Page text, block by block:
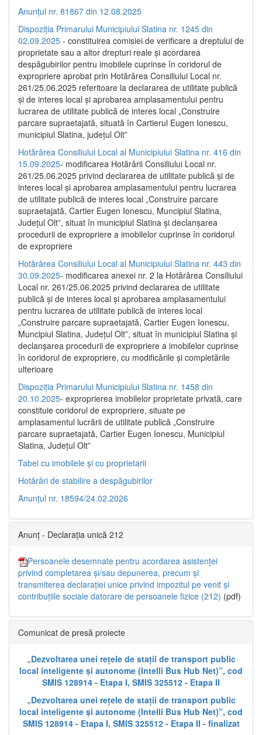
Anunțul nr. 81867 din 12.08.2025
Dispoziția Primarului Municipiului Slatina nr. 1245 din
02.09.2025 - constituirea comisiei de verificare a dreptului de
proprietate sau a altor drepturi reale și acordarea
despăgubirilor pentru imobilele cuprinse în coridorul de
expropriere aprobat prin Hotărârea Consiliului Local nr.
261/25.06.2025 referitoare la declararea de utilitate publică
și de interes local și aprobarea amplasamentului pentru
lucrarea de utilitate publică de interes local „Construire
parcare supraetajată, situată în Cartierul Eugen Ionescu,
municipiul Slatina, județul Olt”
Hotărârea Consiliului Local al Municipiului Slatina nr. 416 din
15.09.2025- modificarea Hotărârii Consiliului Local nr.
261/25.06.2025 privind declararea de utilitate publică și de
interes local și aprobarea amplasamentului pentru lucrarea
de utilitate publică de interes local „Construire parcare
supraetajată, Cartier Eugen Ionescu, Muncipiul Slatina,
Județul Olt”, situat în municipiul Slatina și declanșarea
procedurii de expropriere a imobilelor cuprinse în coridorul
de expropriere
Hotărârea Consiliului Local al Municipiului Slatina nr. 443 din
30.09.2025- modificarea anexei nr. 2 la Hotărârea Consiliului
Local nr. 261/25.06.2025 privind declararea de utilitate
publică şi de interes local şi aprobarea amplasamentului
pentru lucrarea de utilitate publică de interes local
„Construire parcare supraetajată, Cartier Eugen Ionescu,
Muncipiul Slatina, Judeţul Olt”, situat în municipiul Slatina şi
declanşarea procedurii de expropriere a imobilelor cuprinse
în coridorul de expropriere, cu modificările şi completările
ulterioare
Dispoziția Primarului Municipiului Slatina nr. 1458 din
20.10.2025- exproprierea imobilelor proprietate privată, care
constituie coridorul de expropriere, situate pe
amplasamentul lucrării de utilitate publică „Construire
parcare supraetajată, Cartier Eugen Ionescu, Municipiul
Slatina, Județul Olt”
Tabel cu imobilele și cu proprietarii
Hotărâri de stabilire a despăgubirilor
Anunțul nr. 18594/24.02.2026
Anunț - Declarația unică 212
Persoanele desemnate pentru acordarea asistenței
privind completarea și/sau depunerea, precum și
transmiterea declarației unice privind impozitul pe venit și
contribuțiile sociale datorare de persoanele fizice (212) (pdf)
Comunicat de presă proiecte
„Dezvoltarea unei rețele de stații de transport public
local inteligente și autonome (Intelli Bus Hub Net)”, cod
SMIS 128914 - Etapa I, SMIS 325512 - Etapa II
„Dezvoltarea unei rețele de stații de transport public
local inteligente și autonome (Intelli Bus Hub Net)”, cod
SMIS 128914 - Etapa I, SMIS 325512 - Etapa II - finalizat